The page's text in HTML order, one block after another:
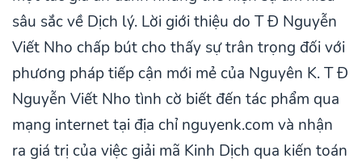
sâu sắc về Dịch lý. Lời giới thiệu do T Đ Nguyễn
Viết Nho chấp bút cho thấy sự trân trọng đối với
phương pháp tiếp cận mới mẻ của Nguyên K. T Đ
Nguyễn Viết Nho tình cờ biết đến tác phẩm qua
mạng internet tại địa chỉ nguyenk.com và nhận
ra giá trị của việc giải mã Kinh Dịch qua kiến toán